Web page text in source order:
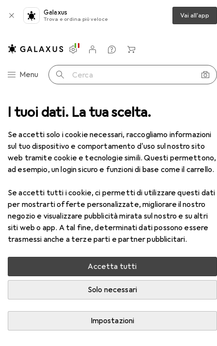
I tuoi dati. La tua scelta.
Se accetti solo i cookie necessari, raccogliamo informazioni
sul tuo dispositivo e comportamento d'uso sul nostro sito
web tramite cookie e tecnologie simili. Questi permettono,
ad esempio, un login sicuro e funzioni di base come il carrello.
Se accetti tutti i cookie, ci permetti di utilizzare questi dati
per mostrarti offerte personalizzate, migliorare il nostro
negozio e visualizzare pubblicità mirata sul nostro e su altri
siti web o app. A tal fine, determinati dati possono essere
trasmessi anche a terze parti e partner pubblicitari.
Accetta tutti
Solo necessari
Impostazioni
Galaxus
Trova e ordina più veloce Vai all'app
Categoria Navigazione
Menu Cerca
Impostazioni
Conto cliente
Liste di confronto
Liste dei desideri
Carrello
Igora Royal Take Over - 9.5-314 Dishelved Nudes
EUR
9,75 da 2 Pezzi EUR
162,50/1l
Take Over - 9.5-314 Dishelved Nudes
Biondismo
Accessori per Schwarzkopf
Professional Igora Royal Take
Over - 9.5-314 Dishelved Nudes